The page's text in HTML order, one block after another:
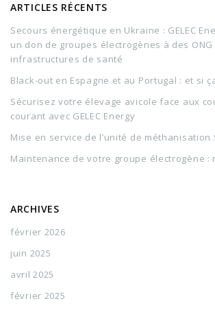
ARTICLES RÉCENTS
Secours énergétique en Ukraine : GELEC
un don de groupes électrogènes à des
infrastructures de santé
Black-out en Espagne et au Portugal : et si
Sécurisez votre élevage avicole face aux
courant avec GELEC Energy
Mise en service de l’unité de méthanisation
Maintenance de votre groupe électrogène :
ARCHIVES
février 2026
juin 2025
avril 2025
février 2025